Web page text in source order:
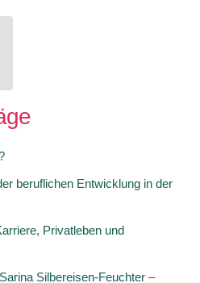
beruflichen Entwicklung in der
Privatleben und
Silbereisen-Feuchter –